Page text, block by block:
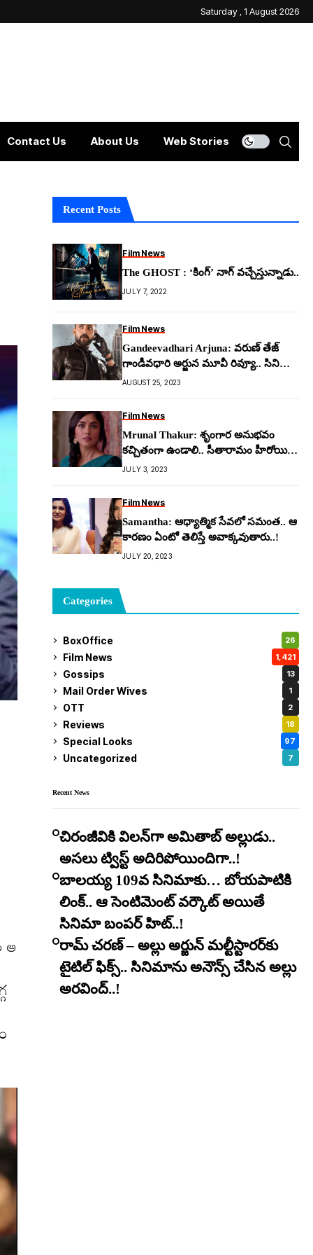
Saturday , 1 August 2026
Contact Us About Us Web Stories
ఆ
Recent Posts
Film News
The GHOST : ‘కింగ్’ నాగ్ వచ్చేస్తున్నాడు..
JULY 7, 2022
Film News
Gandeevadhari Arjuna: వ‌రుణ్ తేజ్
గాండీవ‌ధారి అర్జున మూవీ రివ్యూ.. సినిమా
హిట్టా, ఫ‌ట్టా..!
AUGUST 25, 2023
Film News
Mrunal Thakur: శృంగార అనుభవం
కచ్చితంగా ఉండాలి.. సీతారామం హీరోయిన్
ఇలా పచ్చిగా మాట్లాడేస్తుందేంటి?
JULY 3, 2023
Film News
Samantha: ఆధ్యాత్మిక సేవ‌లో సమంత‌.. ఆ
కార‌ణం ఏంటో తెలిస్తే అవాక్క‌వుతారు..!
JULY 20, 2023
Categories
BoxOffice 26
Film News 1,421
Gossips 13
Mail Order Wives 1
OTT 2
Reviews 18
Special Looks 97
Uncategorized 7
Recent News
చిరంజీవికి విలన్‌గా అమితాబ్ అల్లుడు..
అసలు ట్విస్ట్ అదిరిపోయిందిగా..!
బాలయ్య 109వ సినిమాకు… బోయపాటికి
లింక్.. ఆ సెంటిమెంట్ వర్కౌట్ అయితే
సినిమా బంపర్ హిట్..!
రామ్ చరణ్ – అల్లు అర్జున్ మల్టీస్టారర్​కు
టైటిల్ ఫిక్స్.. సినిమాను అనౌన్స్ చేసిన అల్లు
అరవింద్..!